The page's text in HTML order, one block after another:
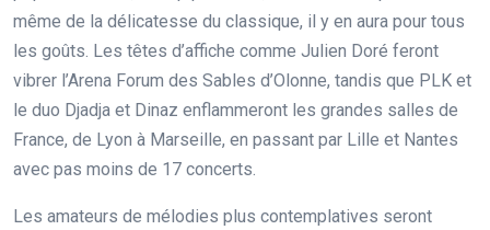
même de la délicatesse du classique, il y en aura pour tous
les goûts. Les têtes d’affiche comme Julien Doré feront
vibrer l’Arena Forum des Sables d’Olonne, tandis que PLK et
le duo Djadja et Dinaz enflammeront les grandes salles de
France, de Lyon à Marseille, en passant par Lille et Nantes
avec pas moins de 17 concerts.
Les amateurs de mélodies plus contemplatives seront